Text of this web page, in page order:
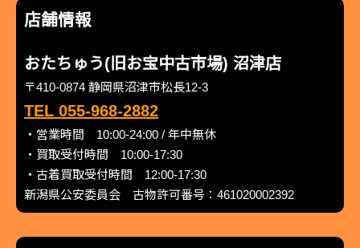
店舗情報
おたちゅう(旧お宝中古市場) 沼津店
〒410-0874 静岡県沼津市松長12-3
TEL 055-968-2882
・営業時間 10:00-24:00 / 年中無休
・買取受付時間 10:00-17:30
・古着買取受付時間 12:00-17:30
新潟県公安委員会 古物許可番号：461020002392